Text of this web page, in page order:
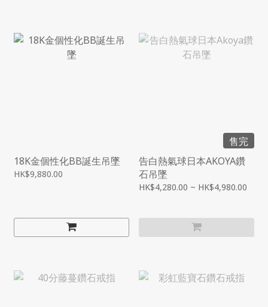
18K金個性化BB誕生吊墜
HK$9,880.00
售完
告白熱氣球日本AKOYA鑽
石吊墜
HK$4,280.00 ~ HK$4,980.00